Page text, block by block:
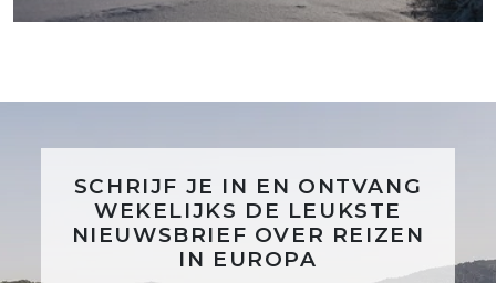
SCHRIJF JE IN EN ONTVANG
WEKELIJKS DE LEUKSTE
NIEUWSBRIEF OVER REIZEN
IN EUROPA